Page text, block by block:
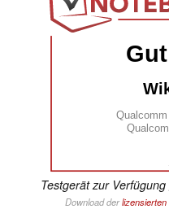
Testgerät zur
Download derlizensierten